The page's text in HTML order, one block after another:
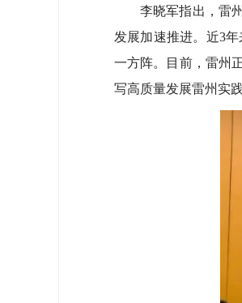
李晓军指出，雷州
发展加速推进。近3
一方阵。目前，雷州
写高质量发展雷州实